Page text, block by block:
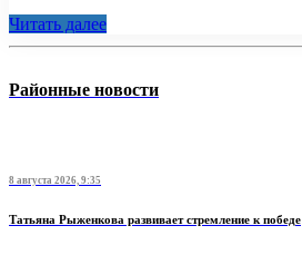
Читать далее
Районные новости
8 августа 2026, 9:35
Татьяна Рыженкова развивает стремление к победе